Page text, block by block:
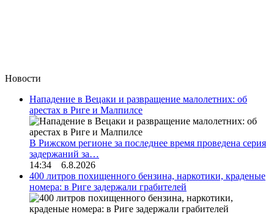
Новости
Нападение в Вецаки и развращение малолетних: об
арестах в Риге и Малпилсе
В Рижском регионе за последнее время проведена серия
задержаний за…
14:34 6.8.2026
400 литров похищенного бензина, наркотики, краденые
номера: в Риге задержали грабителей